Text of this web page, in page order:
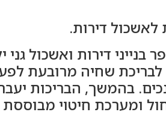
לאשכול דירות.
בהמשך, הבריכות
ומערכת חיטוי מבוססת